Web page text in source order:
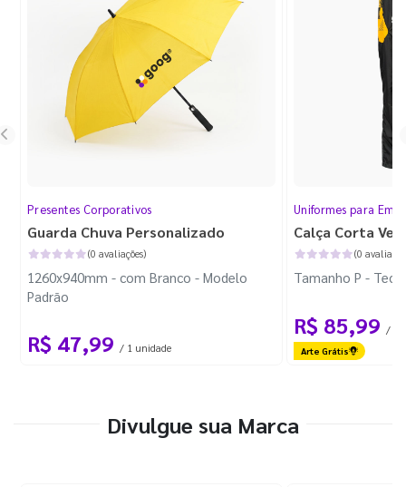
Presentes Corporativos
Guarda Chuva Personalizado
(0 avaliações)
1260x940mm - com Branco - Modelo
Padrão
R$ 47,99 / 1 unidade
Uniformes para
Calça Corta
(0
Tamanho P -
R$ 85,99 / 1
Arte Grátis
Divulgue sua Marca